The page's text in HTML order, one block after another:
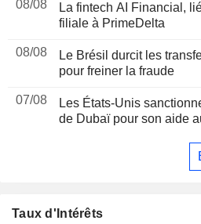
08/08
La fintech AI Financial,
filiale à PrimeDelta
08/08
Le Brésil durcit les
pour freiner la fraude
07/08
Les États-Unis
de Dubaï pour son aide
Taux d'Intérêts